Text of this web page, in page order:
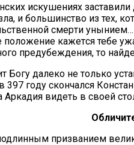
ис­ку­ше­ни­ях
и боль­шин­ство из тех,
смер­ти
ка­жет­ся те­бе
предубеж­де­ния, то
Бо­гу да­ле­ко не толь­ко
го­ду скон­чал­ся
ви­деть в сво­ей
при­зва­ни­ем